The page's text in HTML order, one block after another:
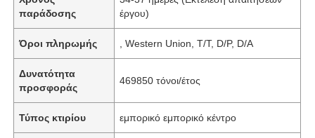
παράδοσης
έργου)
Όροι πληρωμής , Western Union, T/T, D/P, D/A
Δυνατότητα
προσφοράς
469850 τόνοι/έτος
Τύπος κτιρίου εμπορικό εμπορικό κέντρο